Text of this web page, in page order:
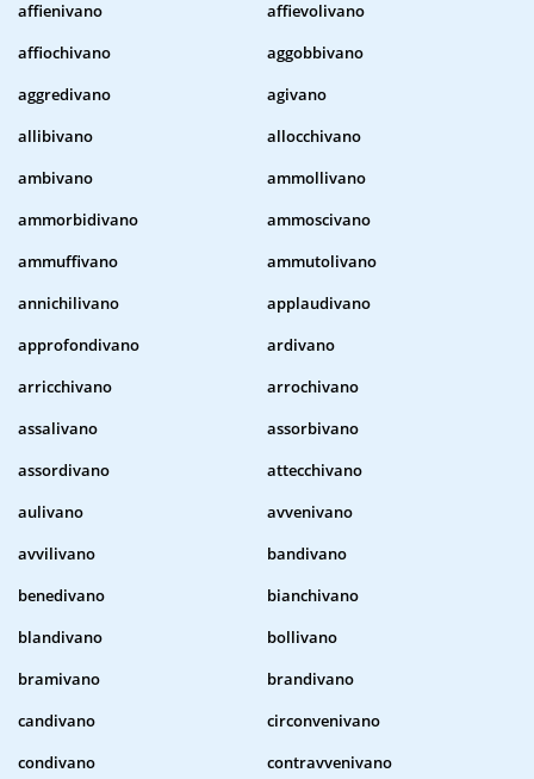
affienivano
affievolivano
affiochivano
aggobbivano
aggredivano
agivano
allibivano
allocchivano
ambivano
ammollivano
ammorbidivano
ammoscivano
ammuffivano
ammutolivano
annichilivano
applaudivano
approfondivano
ardivano
arricchivano
arrochivano
assalivano
assorbivano
assordivano
attecchivano
aulivano
avvenivano
avvilivano
bandivano
benedivano
bianchivano
blandivano
bollivano
bramivano
brandivano
candivano
circonvenivano
condivano
contravvenivano